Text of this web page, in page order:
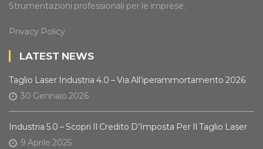
Strumentazioni professionali per le imprese.
Privacy Policy
LATEST NEWS
Taglio Laser Industria 4.0 – Via All’iperammortamento 2026
30 Gennaio 2026
Industria 5.0 – Scopri Il Credito D’Imposta Per Il Taglio Laser
9 Aprile 2025